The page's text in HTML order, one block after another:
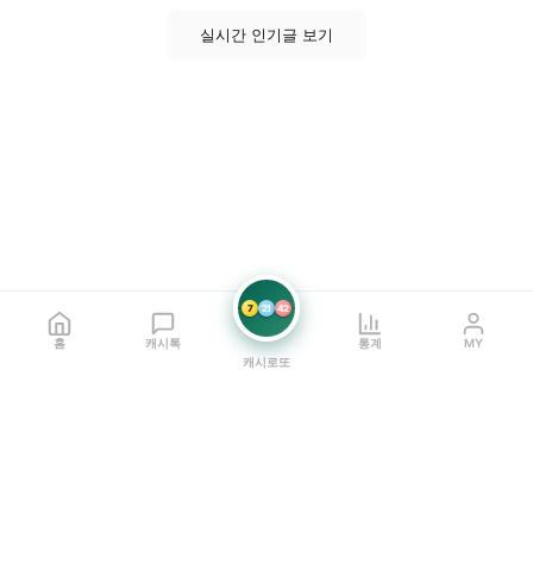
실시간 인기글 보기
홈 캐시톡
7 21 42
캐시로또
통계 MY